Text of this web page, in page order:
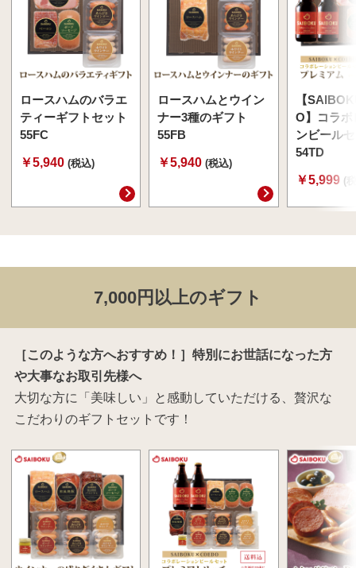
ロースハムのバラエ
ティーギフトセット
55FC
￥5,940 (税込)
ロースハムとウイン
ナー3種のギフト
55FB
￥5,940 (税込)
【
O】コラボ
ンビール
54TD
￥5,999 (
7,000円以上のギフト
［このような方へおすすめ！］特別にお世話になった方
や大事なお取引先様へ
大切な方に「美味しい」と感動していただける、贅沢な
こだわりのギフトセットです！